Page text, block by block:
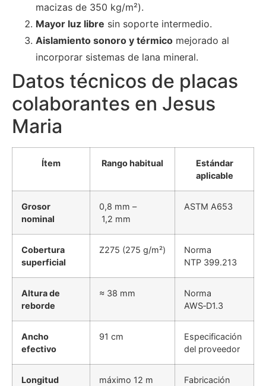
macizas de 350 kg/m²).
Mayor luz libre sin soporte intermedio.
Aislamiento sonoro y térmico mejorado al
incorporar sistemas de lana mineral.
Datos técnicos de placas
colaborantes en Jesus
Maria
Ítem Rango habitual
Estándar
aplicable
Grosor
nominal
0,8 mm –
1,2 mm
ASTM A653
Cobertura
superficial
Z275 (275 g/m²)
Norma
NTP 399.213
Altura de
reborde
≈ 38 mm
Norma
AWS‑D1.3
Ancho
efectivo
91 cm
Especificación
del proveedor
Longitud máximo 12 m Fabricación